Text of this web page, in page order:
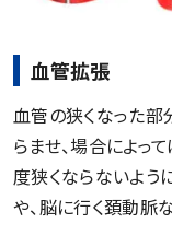
血管拡張
血管の狭くなった部
らませ、場合によっ
度狭くならないよう
や、脳に行く頚動脈